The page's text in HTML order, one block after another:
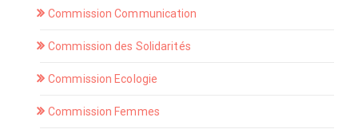
Commission Communication
Commission des Solidarités
Commission Ecologie
Commission Femmes